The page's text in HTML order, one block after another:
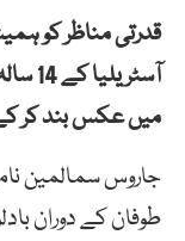
قدرتی مناظر کو
میں عکس بند کر
جاروس سمالمین
طوفان کے دوران